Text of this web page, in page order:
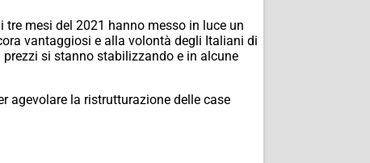
mesi del 2021 hanno messo in luce un
vantaggiosi e alla volontà degli Italiani di
prezzi si stanno stabilizzando e in alcune
agevolare la ristrutturazione delle case